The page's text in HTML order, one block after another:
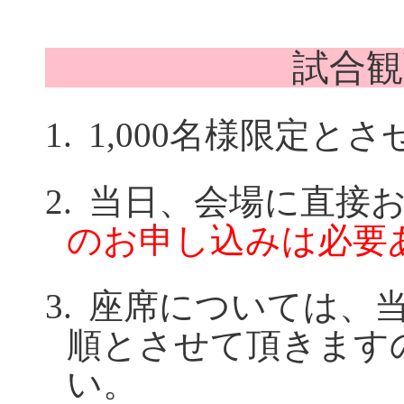
試合
1. 1,000名様限定とさ
2. 当日、会場に直
のお申し込みは必要
3. 座席については、
順とさせて頂きま
い。